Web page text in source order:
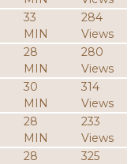
33
MIN
284
Views
28
MIN
280
Views
30
MIN
314
Views
28
MIN
233
Views
28
325